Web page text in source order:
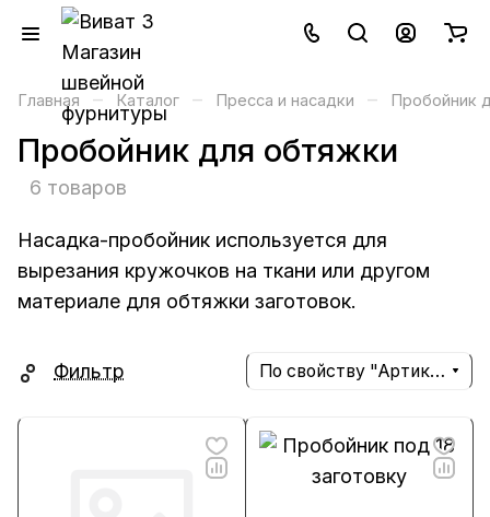
Главная – Каталог – Пресса и насадки – Пробойник
Пробойник для обтяжки
6 товаров
Насадка-пробойник используется для
вырезания кружочков на ткани или другом
материале для обтяжки заготовок.
Фильтр По свойству "Артикул" (убывание)